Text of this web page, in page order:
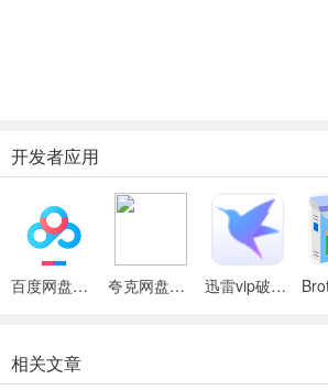
开发者应用
百度网盘绿色免安装Pc电脑版 夸克网盘官方正式版 迅雷vip破解版永久会员2024版
相关文章